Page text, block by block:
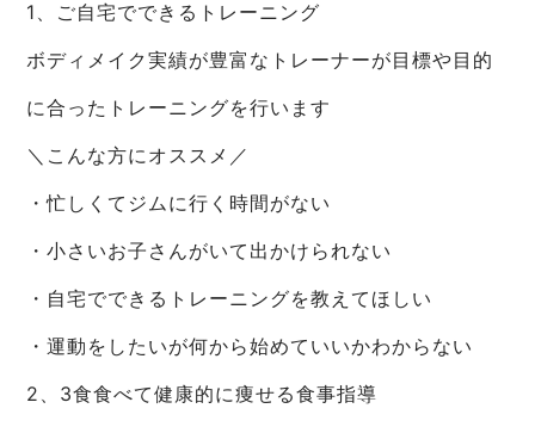
1、ご自宅でできるトレーニング
ボディメイク実績が豊富なトレーナーが目標や目的
に合ったトレーニングを行います
＼こんな方にオススメ／
・忙しくてジムに行く時間がない
・小さいお子さんがいて出かけられない
・自宅でできるトレーニングを教えてほしい
・運動をしたいが何から始めていいかわからない
2、3食食べて健康的に痩せる食事指導